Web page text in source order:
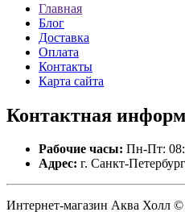
Главная
Блог
Доставка
Оплата
Контакты
Карта сайта
Контактная
Рабочие часы: Пн-Пт:
Адрес: г. Санкт-Петербург
Интернет-магазин Аква Холл ©